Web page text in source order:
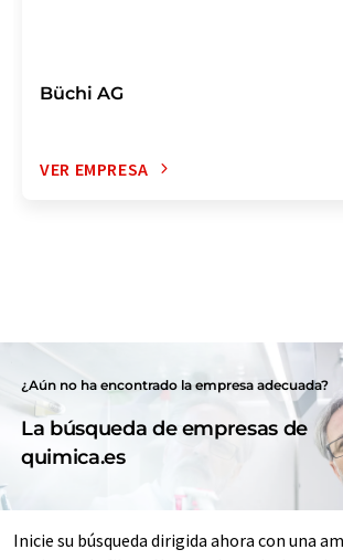
Büchi AG
VER EMPRESA
¿Aún no ha encontrado la empresa adecuada?
La búsqueda de empresas de
quimica.es
Inicie su búsqueda dirigida ahora con una